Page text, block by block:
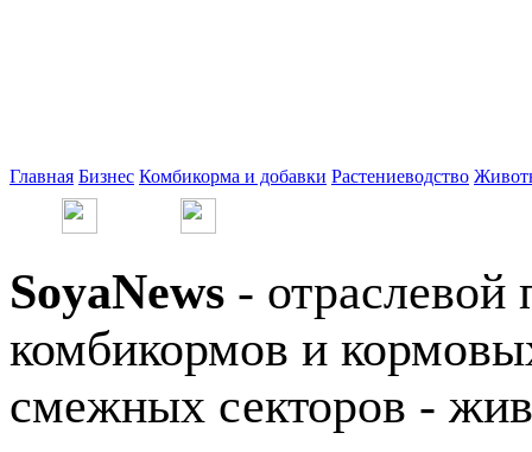
Главная Бизнес Комбикорма и добавки Растениеводство
SoyaNews - отраслевой
комбикормов и
смежных секторов -